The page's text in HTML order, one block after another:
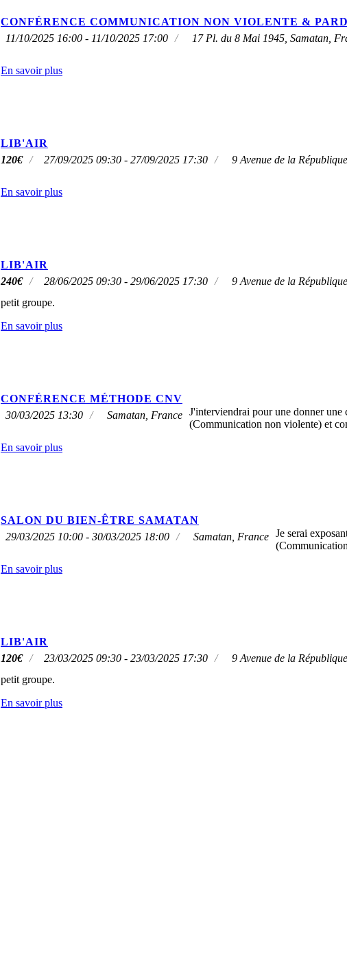
CONFÉRENCE COMMUNICATION NON VIOLENTE &
11/10/2025 16:00 - 11/10/2025 17:00
17 Pl. du 8 Mai 1945, Samatan,
En savoir plus
LIB'AIR
120€ 27/09/2025 09:30 - 27/09/2025 17:30 9 Avenue de la
En savoir plus
LIB'AIR
240€ 28/06/2025 09:30 - 29/06/2025 17:30 9 Avenue de la
petit groupe.
En savoir plus
CONFÉRENCE MÉTHODE CNV
30/03/2025 13:30
Samatan, France J'interviendrai pour une donner une
(Communication non violente) et
En savoir plus
SALON DU BIEN-ÊTRE SAMATAN
29/03/2025 10:00 - 30/03/2025 18:00
Samatan, France Je serai
En savoir plus
LIB'AIR
120€ 23/03/2025 09:30 - 23/03/2025 17:30 9 Avenue de la
petit groupe.
En savoir plus